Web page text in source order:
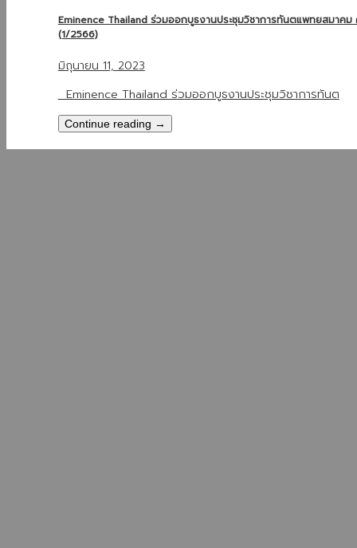
Eminence Thailand ร่วมออกบูธงานประชุมวิชาการทันตแพทยสมาคม
(1/2566)
มิถุนายน 11, 2023
Eminence Thailand ร่วมออกบูธงานประชุมวิชาการทันต
Continue reading →